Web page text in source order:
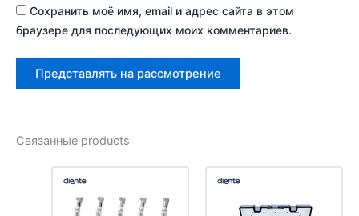
Сохранить моё имя, email и адрес сайта в этом
браузере для последующих моих комментариев.
Связанные products